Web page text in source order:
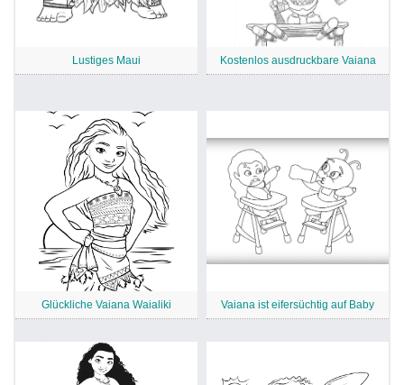
Lustiges Maui Kostenlos ausdruckbare Vaiana
Glückliche Vaiana Waialiki Vaiana ist eifersüchtig auf Baby